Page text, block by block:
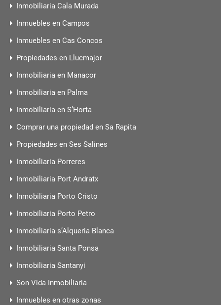
Inmobiliaria Cala Murada
Inmuebles en Campos
Inmuebles en Cas Concos
Propiedades en Llucmajor
Inmobiliaria en Manacor
Inmobiliaria en Palma
Inmobiliaria en S’Horta
Comprar una propiedad en Sa Rapita
Propiedades en Ses Salines
Inmobiliaria Porreres
Inmobiliaria Port Andratx
Inmobiliaria Porto Cristo
Inmobiliaria Porto Petro
Inmobiliaria s’Alqueria Blanca
Inmobiliaria Santa Ponsa
Inmobiliaria Santanyi
Son Vida Inmobiliaria
Inmuebles en otras zonas